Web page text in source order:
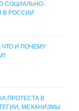
СОЦИАЛЬНО-
В РОССИИ
И ПОЧЕМУ
ПРОТЕСТА В
МЕХАНИЗМЫ